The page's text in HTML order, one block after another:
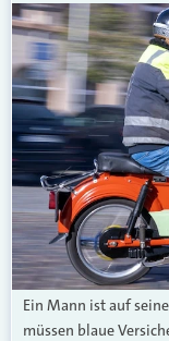
Ein Mann ist auf
müssen blaue